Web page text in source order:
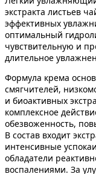
экстракта листьев
эффективных
оптимальный
чувствительную и
длительное
Формула крема
смягчителей,
и биоактивных
комплексное
обезвоженность,
В состав входит
интенсивные
обладатели
воспалениями. За